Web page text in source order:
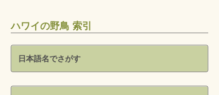
ハワイの野鳥 索引
日本語名でさがす